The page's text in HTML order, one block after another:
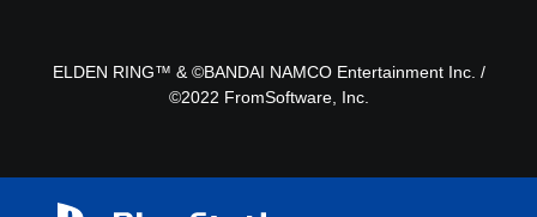
ELDEN RING™ & ©BANDAI NAMCO Entertainment Inc. /
©2022 FromSoftware, Inc.